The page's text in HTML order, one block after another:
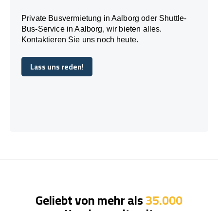
Private Busvermietung in Aalborg oder Shuttle-
Bus-Service in Aalborg, wir bieten alles.
Kontaktieren Sie uns noch heute.
Lass uns reden!
Lass uns reden!
Geliebt von mehr als35.000